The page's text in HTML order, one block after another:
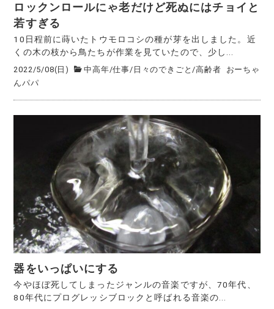
ロックンロールにゃ老だけど死ぬにはチョイと
若すぎる
10日程前に蒔いたトウモロコシの種が芽を出しました。近
くの木の枝から鳥たちが作業を見ていたので、少し...
2022/5/08(日) 中高年/仕事/ 日々のできごと /高齢者
おーちゃ
んパパ
器をいっぱいにする
今やほぼ死してしまったジャンルの音楽ですが、70年代、
80年代にプログレッシブロックと呼ばれる音楽の...